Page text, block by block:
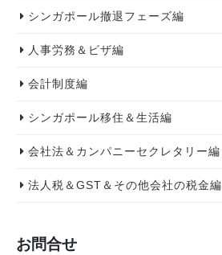
シンガポール撤退フェーズ編
人事労務＆ビザ編
会計制度編
シンガポール移住＆生活編
会社法＆カンパニーセクレタリー編
法人税＆GST＆その他会社の税金編
お問合せ